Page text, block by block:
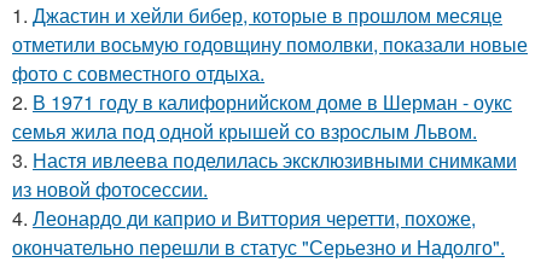
1. Джастин и хейли бибер, которые в прошлом месяце
отметили восьмую годовщину помолвки, показали новые
фото с совместного отдыха.
2. В 1971 году в калифорнийском доме в Шерман - оукс
семья жила под одной крышей со взрослым Львом.
3. Настя ивлеева поделилась эксклюзивными снимками
из новой фотосессии.
4. Леонардо ди каприо и Виттория черетти, похоже,
окончательно перешли в статус "Серьезно и Надолго".